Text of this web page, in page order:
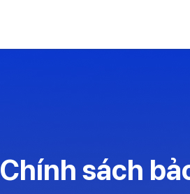
Chính sách